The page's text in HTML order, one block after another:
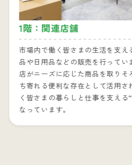
1階：関連店舗
市場内で働く皆さまの生活を支え
品や日用品などの販売を行ってい
店がニーズに応じた商品を取りそ
ち寄れる便利な存在として活用さ
く皆さまの暮らしと仕事を支える
なっています。